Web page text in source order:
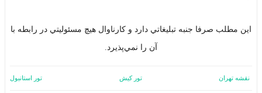
اين مطلب صرفا جنبه تبليغاتي دارد و کارناوال هيچ مسئوليتي در رابطه با
آن را نمي‌پذيرد.
نقشه تهران تور کیش تور استانبول